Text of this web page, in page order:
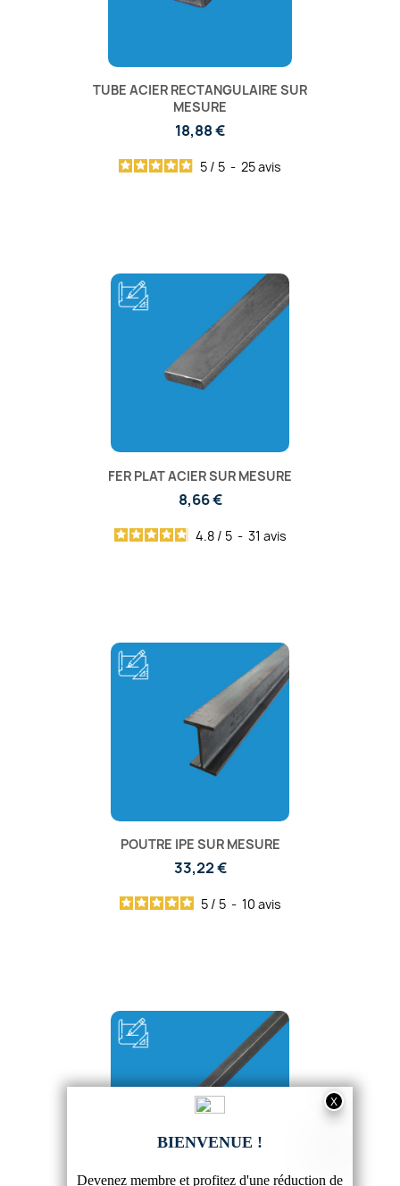
TUBE ACIER RECTANGULAIRE SUR
MESURE
18,88 €
5 / 5 - 25avis
FER PLAT ACIER SUR MESURE
8,66 €
4.8 / 5 - 31 avis
POUTRE IPE SUR MESURE
33,22 €
5 / 5 - 10 avis